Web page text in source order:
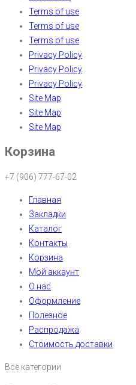
Terms of use
Terms of use
Terms of use
Privacy Policy
Privacy Policy
Privacy Policy
Site Map
Site Map
Site Map
Корзина
+7 (906) 777-67-02
Главная
Закладки
Каталог
Контакты
Корзина
Мой аккаунт
О нас
Оформление
Полезное
Распродажа
Стоимость доставки
Все категории